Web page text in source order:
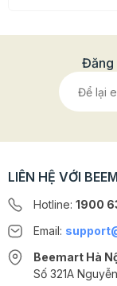
Đăng
LIÊN HỆ VỚI
Hotline: 1900
Email:
Beemart Hà
Số 321A